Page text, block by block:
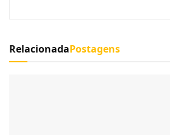
RelacionadaPostagens